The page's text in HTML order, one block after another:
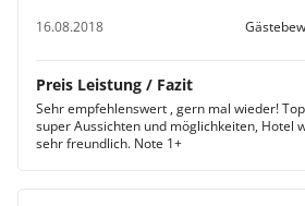
16.08.2018
Preis Leistung / Fazit
Sehr empfehlenswert , gern mal wieder!
super Aussichten und möglichkeiten, Hotel
sehr freundlich. Note 1+